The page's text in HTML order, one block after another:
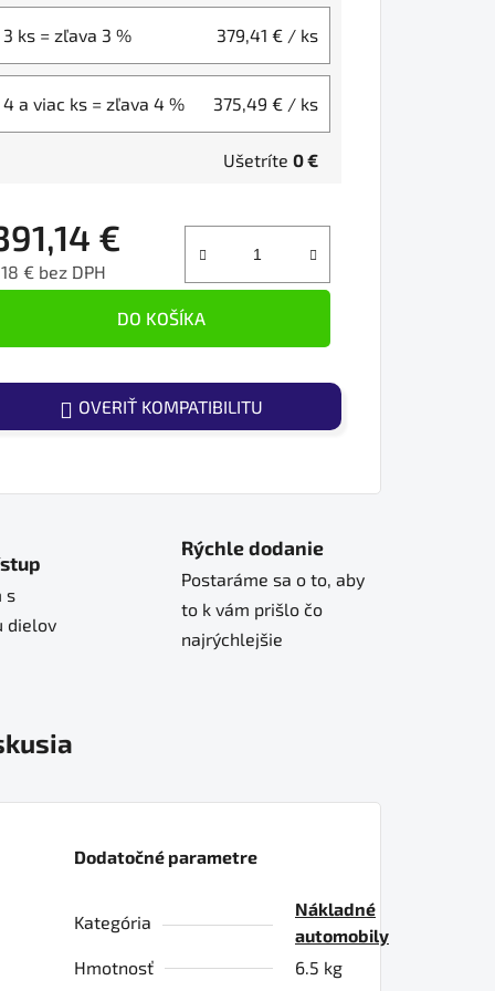
3 ks = zľava 3 % 379,41 € / ks
4 a viac ks = zľava 4 % 375,49 € / ks
Ušetríte 0 €
€
€ bez DPH
DO KOŠÍKA
OVERIŤ KOMPATIBILITU
s
dielov
Rýchle dodanie
Postaráme sa o to, aby
to k vám prišlo čo
najrýchlejšie
Dodatočné parametre
Kategória
Nákladné
automobily
Hmotnosť
6.5 kg